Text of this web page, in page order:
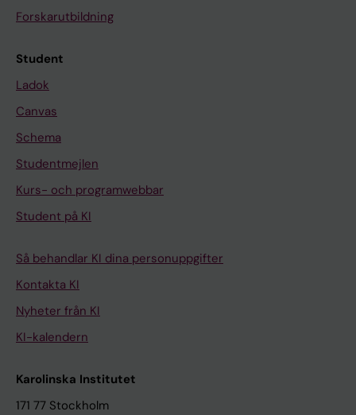
Forskarutbildning
Student
Ladok
Canvas
Schema
Studentmejlen
Kurs- och programwebbar
Student på KI
Så behandlar KI dina personuppgifter
Kontakta KI
Nyheter från KI
KI-kalendern
Karolinska Institutet
171 77 Stockholm